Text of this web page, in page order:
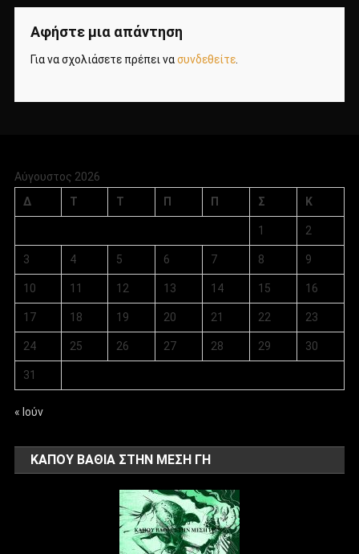
Αφήστε μια απάντηση
Για να σχολιάσετε πρέπει νασυνδεθείτε.
Αύγουστος 2026
Δ
Τ Τ Π Π Σ Κ
1 2
3 4 5 6 7 8 9
10 11 12 13 14 15 16
17 18 19 20 21 22 23
24 25 26 27 28 29 30
31
« Ιούν
ΚΑΠΟΥ ΒΑΘΙΑ ΣΤΗΝ ΜΕΣΗ ΓΗ